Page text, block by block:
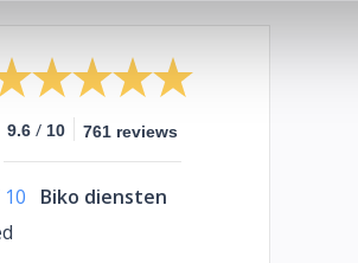
9.6 / 10 761 reviews
10
Biko diensten